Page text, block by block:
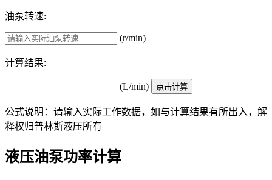
油泵转速:
(r/min)
计算结果:
(L/min)
公式说明：请输入实际工作数据，如与计算结果有所出入，解
释权归普林斯液压所有
液压油泵功率计算